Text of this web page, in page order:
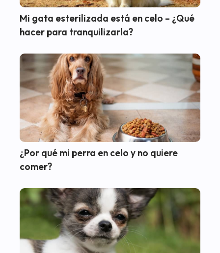
Mi gata esterilizada está en celo – ¿Qué
hacer para tranquilizarla?
¿Por qué mi perra en celo y no quiere
comer?